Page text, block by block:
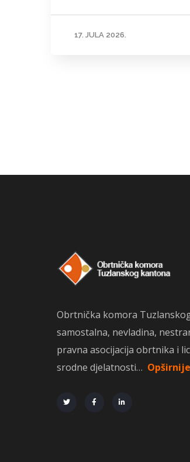
17. JULA 2026.
Obrtnička komora
samostalna, nevladina,
pravna asocijacija obrtnika i
srodne djelatnosti… Opširnije